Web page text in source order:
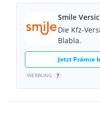
Smile
Die Kfz-
Blabla.
Jetzt Prämie
WERBUNG